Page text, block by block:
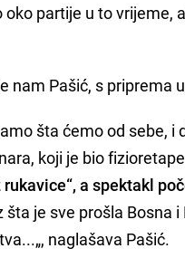
partije u to vrijeme,
nam Pašić, s priprema
šta ćemo od sebe,
koji je bio
a spektakl
je sve prošla Bosna
naglašava Pašić.